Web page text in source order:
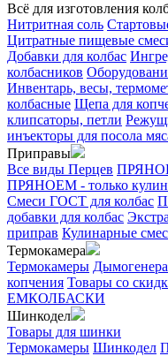
Всё для изготовления
Нитритная соль
Цитратные пищевые
Добавки для колбас
колбасников
Инвентарь, весы,
колбасные Щепа для
клипсаторы, петли
инъекторы для посола
Приправы
Все виды Перцев
ПРЯНОЕМ - только
Смеси ГОСТ для колбас
добавки для колбас
приправ Кулинарные
Термокамера
Термокамеры
копчения Товары со
ЕМКОЛБАСКИ
Шинкодел
Товары для шинки
Термокамеры Шинкодел